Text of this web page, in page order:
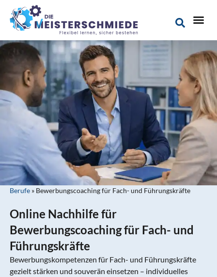
Berufe » Bewerbungscoaching für Fach- und Führungskräfte
Online Nachhilfe für
Bewerbungscoaching für Fach- und
Führungskräfte
Bewerbungskompetenzen für Fach- und Führungskräfte
gezielt stärken und souverän einsetzen – individuelles